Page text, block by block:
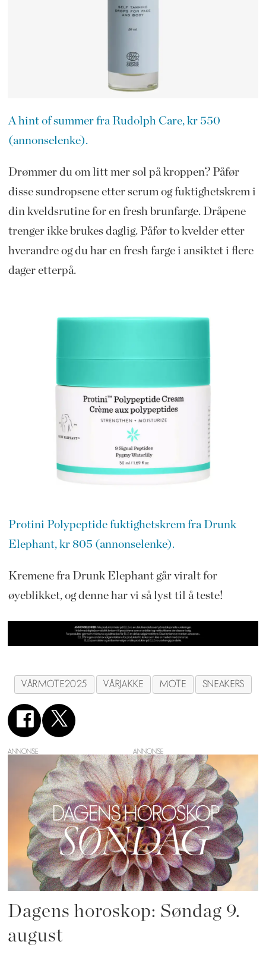
A hint of summer fra Rudolph Care, kr 550
(annonselenke).
Drømmer du om litt mer sol på kroppen? Påfør
disse sundropsene etter serum og fuktighetskrem i
din kveldsrutine for en fresh brunfarge. Dråpene
trenger ikke brukes daglig. Påfør to kvelder etter
hverandre og du har en fresh farge i ansiktet i flere
dager etterpå.
Protini Polypeptide fuktighetskrem fra Drunk
Elephant, kr 805 (annonselenke).
Kremene fra Drunk Elephant går viralt for
øyeblikket, og denne har vi så lyst til å teste!
VÅRMOTE2025 VÅRJAKKE MOTE SNEAKERS
ANNONSE
Dagens horoskop: Søndag 9.
august